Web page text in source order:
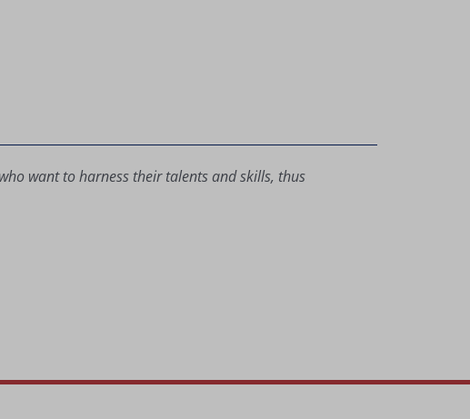
want to harness their talents and skills, thus